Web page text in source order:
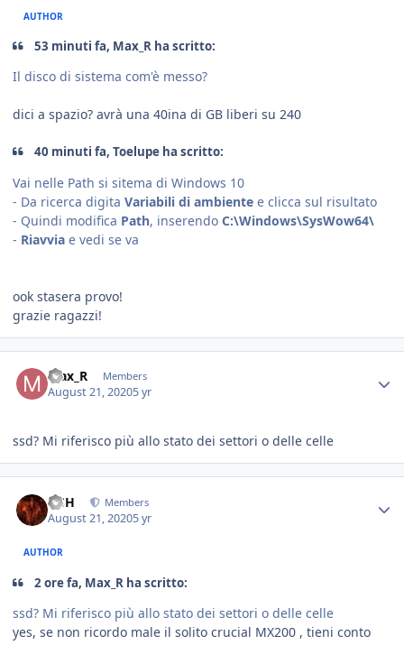
AUTHOR
53 minuti fa, Max_R ha scritto:
Il disco di sistema com'è messo?
dici a spazio? avrà una 40ina di GB liberi su 240
40 minuti fa, Toelupe ha scritto:
Vai nelle Path si sitema di Windows 10
- Da ricerca digita Variabili di ambiente e clicca sul risultato
- Quindi modifica Path, inserendo C:\Windows\SysWow64\
- Riavvia e vedi se va
ook stasera provo!
grazie ragazzi!
Max_R Members
August 21, 20205 yr
ssd? Mi riferisco più allo stato dei settori o delle celle
HSH Members
August 21, 20205 yr
AUTHOR
2 ore fa, Max_R ha scritto:
ssd? Mi riferisco più allo stato dei settori o delle celle
yes, se non ricordo male il solito crucial MX200 , tieni conto